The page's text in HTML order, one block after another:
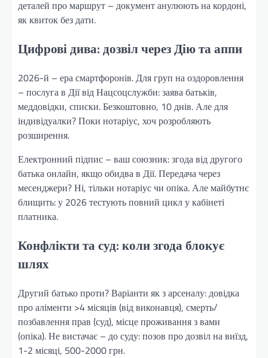
деталей про маршрут – документ анулюють на кордоні,
як квиток без дати.
Цифрові дива: дозвіл через Дію та аппи
2026-й – ера смартфоронів. Для груп на оздоровлення
– послуга в Дії від Нацсоцслужби: заява батьків,
меддовідки, списки. Безкоштовно, 10 днів. Але для
індивідуалки? Поки нотаріус, хоч розробляють
розширення.
Електронний підпис – ваш союзник: згода від другого
батька онлайн, якщо обидва в Дії. Передача через
месенджери? Ні, тільки нотаріус чи опіка. Але майбутнє
блищить: у 2026 тестують повний цикл у кабінеті
платника.
Конфлікти та суд: коли згода блокує
шлях
Другий батько проти? Варіанти як з арсеналу: довідка
про аліменти >4 місяців (від виконавця), смерть/
позбавлення прав (суд), місце проживання з вами
(опіка). Не вистачає – до суду: позов про дозвіл на виїзд,
1-2 місяці, 500-2000 грн.